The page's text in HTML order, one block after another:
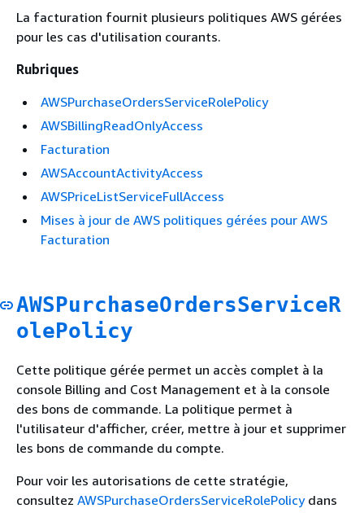
La facturation fournit plusieurs politiques AWS gérées
pour les cas d'utilisation courants.
Rubriques
AWSPurchaseOrdersServiceRolePolicy
AWSBillingReadOnlyAccess
Facturation
AWSAccountActivityAccess
AWSPriceListServiceFullAccess
Mises à jour de AWS politiques gérées pour AWS
Facturation
AWSPurchaseOrdersServiceR
olePolicy
Cette politique gérée permet un accès complet à la
console Billing and Cost Management et à la console
des bons de commande. La politique permet à
l'utilisateur d'afficher, créer, mettre à jour et supprimer
les bons de commande du compte.
Pour voir les autorisations de cette stratégie,
consultez AWSPurchaseOrdersServiceRolePolicydans